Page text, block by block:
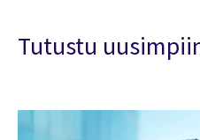
Tutustu